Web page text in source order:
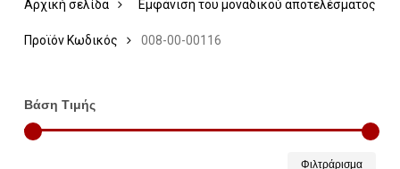
Εμφάνιση του μοναδικού αποτελέσματος
Αρχική σελίδα
Προϊόν Κωδικός 008-00-00116
Βάση Τιμής
Φιλτράρισμα